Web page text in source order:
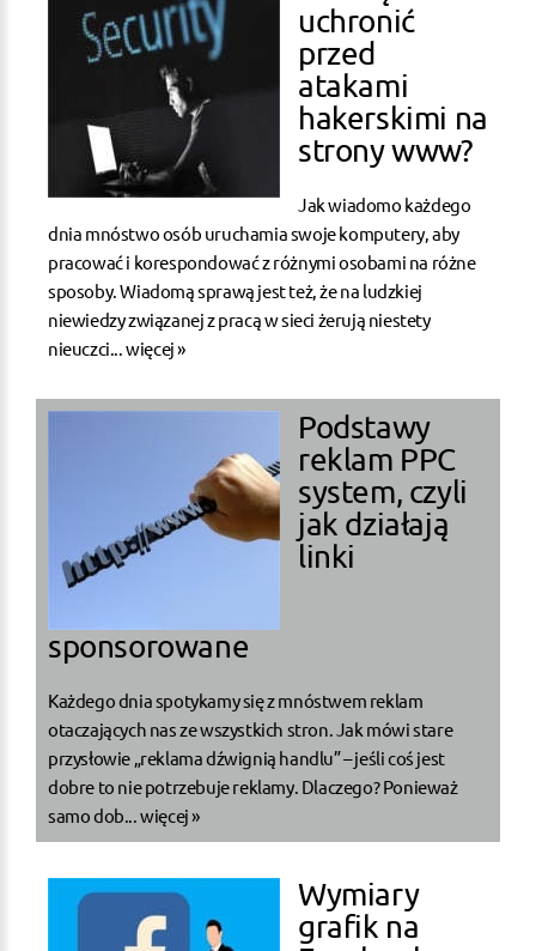
uchronić
przed
atakami
hakerskimi na
strony www?
Jak wiadomo każdego
dnia mnóstwo osób uruchamia swoje komputery, aby
pracować i korespondować z różnymi osobami na różne
sposoby. Wiadomą sprawą jest też, że na ludzkiej
niewiedzy związanej z pracą w sieci żerują niestety
nieuczci...więcej »
Podstawy
reklam PPC
system, czyli
jak działają
linki
sponsorowane
Każdego dnia spotykamy się z mnóstwem reklam
otaczających nas ze wszystkich stron. Jak mówi stare
przysłowie „reklama dźwignią handlu” – jeśli coś jest
dobre to nie potrzebuje reklamy. Dlaczego? Ponieważ
samo dob...więcej »
Wymiary
grafik na